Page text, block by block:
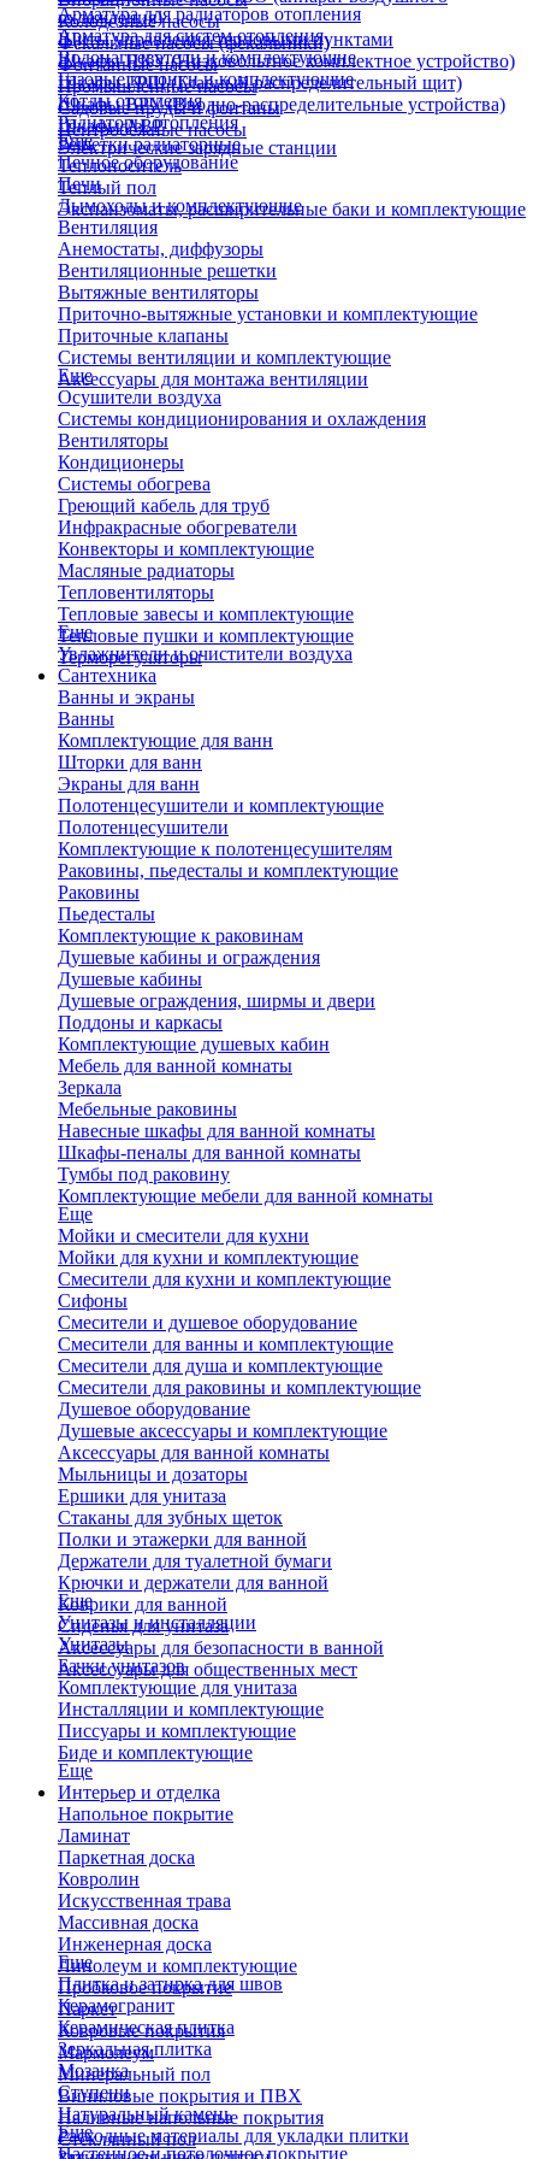
Колодезные насосы
Фекальные насосы (фекальники)
Фонтанные насосы
Промышленные насосы
Садовые пруды и фонтаны
Центробежные насосы
охлаждения)
Щиты управления тепловыми пунктами
Шкафы НКУ (Низковольтное комплектное устройство)
Шкафы ГРЩ (Главный распределительный щит)
Шкафы ВРУ (Вводно-распределительные устройства)
Шкафы АВР
Электрические зарядные станции
Арматура для радиаторов отопления
Арматура для систем отопления
Водонагреватели и комплектующие
Газовые колонки и комплектующие
Котлы отопления
Радиаторы отопления
Решетки радиаторные
Теплоноситель
Теплый пол
Экспанзоматы, расширительные баки и комплектующие
Еще
Печное оборудование
Печи
Дымоходы и комплектующие
Вентиляция
Анемостаты, диффузоры
Вентиляционные решетки
Вытяжные вентиляторы
Приточно-вытяжные установки и комплектующие
Приточные клапаны
Системы вентиляции и комплектующие
Аксессуары для монтажа вентиляции
Еще
Осушители воздуха
Системы кондиционирования и охлаждения
Вентиляторы
Кондиционеры
Системы обогрева
Греющий кабель для труб
Инфракрасные обогреватели
Конвекторы и комплектующие
Масляные радиаторы
Тепловентиляторы
Тепловые завесы и комплектующие
Тепловые пушки и комплектующие
Терморегуляторы
Еще
Увлажнители и очистители воздуха
Сантехника
Ванны и экраны
Ванны
Комплектующие для ванн
Шторки для ванн
Экраны для ванн
Полотенцесушители и комплектующие
Полотенцесушители
Комплектующие к полотенцесушителям
Раковины, пьедесталы и комплектующие
Раковины
Пьедесталы
Комплектующие к раковинам
Душевые кабины и ограждения
Душевые кабины
Душевые ограждения, ширмы и двери
Поддоны и каркасы
Комплектующие душевых кабин
Мебель для ванной комнаты
Зеркала
Мебельные раковины
Навесные шкафы для ванной комнаты
Шкафы-пеналы для ванной комнаты
Тумбы под раковину
Комплектующие мебели для ванной комнаты
Еще
Мойки и смесители для кухни
Мойки для кухни и комплектующие
Смесители для кухни и комплектующие
Сифоны
Смесители и душевое оборудование
Смесители для ванны и комплектующие
Смесители для душа и комплектующие
Смесители для раковины и комплектующие
Душевое оборудование
Душевые аксессуары и комплектующие
Аксессуары для ванной комнаты
Мыльницы и дозаторы
Ершики для унитаза
Стаканы для зубных щеток
Полки и этажерки для ванной
Держатели для туалетной бумаги
Крючки и держатели для ванной
Коврики для ванной
Сиденья для унитаза
Аксессуары для безопасности в ванной
Аксессуары для общественных мест
Еще
Унитазы и инсталляции
Унитазы
Бачки унитазов
Комплектующие для унитаза
Инсталляции и комплектующие
Писсуары и комплектующие
Биде и комплектующие
Еще
Интерьер и отделка
Напольное покрытие
Ламинат
Паркетная доска
Ковролин
Искусственная трава
Массивная доска
Инженерная доска
Линолеум и комплектующие
Пробковое покрытие
Паркет
Ковровые покрытия
Мармолеум
Минеральный пол
Виниловые покрытия и ПВХ
Наливные напольные покрытия
Стеклянный пол
Еще
Плитка и затирка для швов
Керамогранит
Керамическая плитка
Зеркальная плитка
Мозаика
Ступени
Натуральный камень
Расходные материалы для укладки плитки
Еще
Настенное и потолочное покрытие